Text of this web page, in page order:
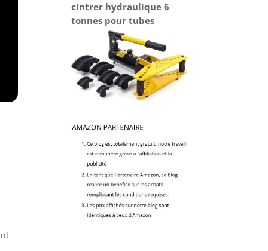
cintrer hydraulique 6
tonnes pour tubes